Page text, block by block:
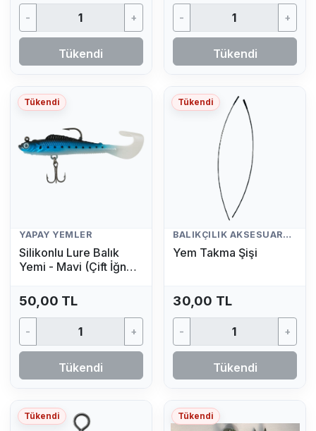
- +
Tükendi
- +
Tükendi
Tükendi
YAPAY YEMLER
Silikonlu Lure Balık
Yemi - Mavi (Çift İğneli,
50,00 TL
- +
Tükendi
Tükendi
BALIKÇILIK AKSESUARLARI
Yem Takma Şişi
30,00 TL
- +
Tükendi
Tükendi Tükendi